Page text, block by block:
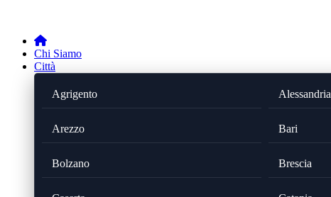
Chi Siamo
Città
Agrigento Alessandria
Arezzo Bari
Bolzano Brescia